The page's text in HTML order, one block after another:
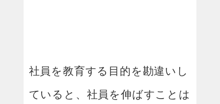
社員を教育する目的を勘違いし
ていると、社員を伸ばすことは